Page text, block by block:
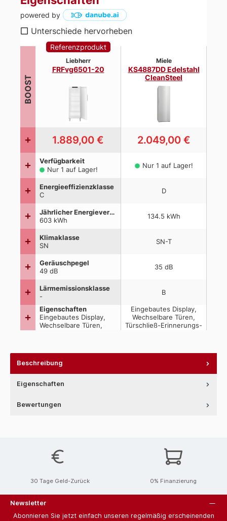
Beschreibung
Eigenschaften
Bewertungen
30 Tage Geld-Zurück 0% Finanzierung
Newsletter
Abonnieren Sie jetzt einfach unseren regelmäßig erscheinenden